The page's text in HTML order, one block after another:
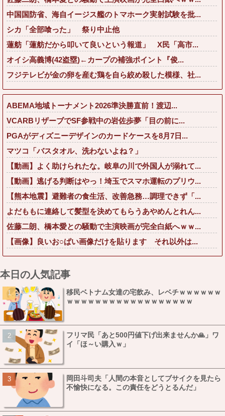
中国国防省、海自イージス艦のトマホーク実射試験を批...
シカ「全部喰った」 祭り中止他
蓮舫「蓮舫だから叩いて良いという報道」 X民「高市...
オイシ高義博(42盗塁)←カープの補強ポイント『俊...
フジテレビが金の卵を産む鶏を自ら絞め殺した模様、社...
ABEMA地域トーナメント2026準決勝直前！渡辺...
VCARBリザーブでSF参戦中の岩佐歩夢「目の前に...
PGAがディズニーデザインのカードケースを8月7日...
マツコ「バスタオル、洗わないよね？」
【動画】よく助けられたな。岐阜の川で外国人が溺れて...
【動画】逃げる判断はやっ！埼玉でスマホ運転のプリウ...
【熊本地震】避難者の食生活、改善急務…調理できず「...
よだももに連絡して髪型を決めてもらうあやめんとれん...
佐藤二朗、橋本愛との騒動で主演映画が完全白紙へｗｗ...
【画像】良いお○ぱい画像だけを貼ります それ以外は...
本日の人気記事
移民ベトナム女達の宅飲み、レベチｗｗｗｗｗｗ
ｗｗｗｗｗｗｗｗｗｗｗｗｗｗｗｗｗｗ
フリマ民「あと500円値下げ出来ませんか🙏」ワ
イ「ほ～い購入ｗ」
岡田斗司夫「人間の本音としてブサイクを見たら
不愉快になる。この責任をどうとるんだ」